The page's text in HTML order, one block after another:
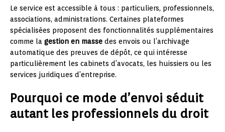
Le service est accessible à tous : particuliers, professionnels,
associations, administrations. Certaines plateformes
spécialisées proposent des fonctionnalités supplémentaires
comme la gestion en masse des envois ou l’archivage
automatique des preuves de dépôt, ce qui intéresse
particulièrement les cabinets d’avocats, les huissiers ou les
services juridiques d’entreprise.
Pourquoi ce mode d’envoi séduit
autant les professionnels du droit